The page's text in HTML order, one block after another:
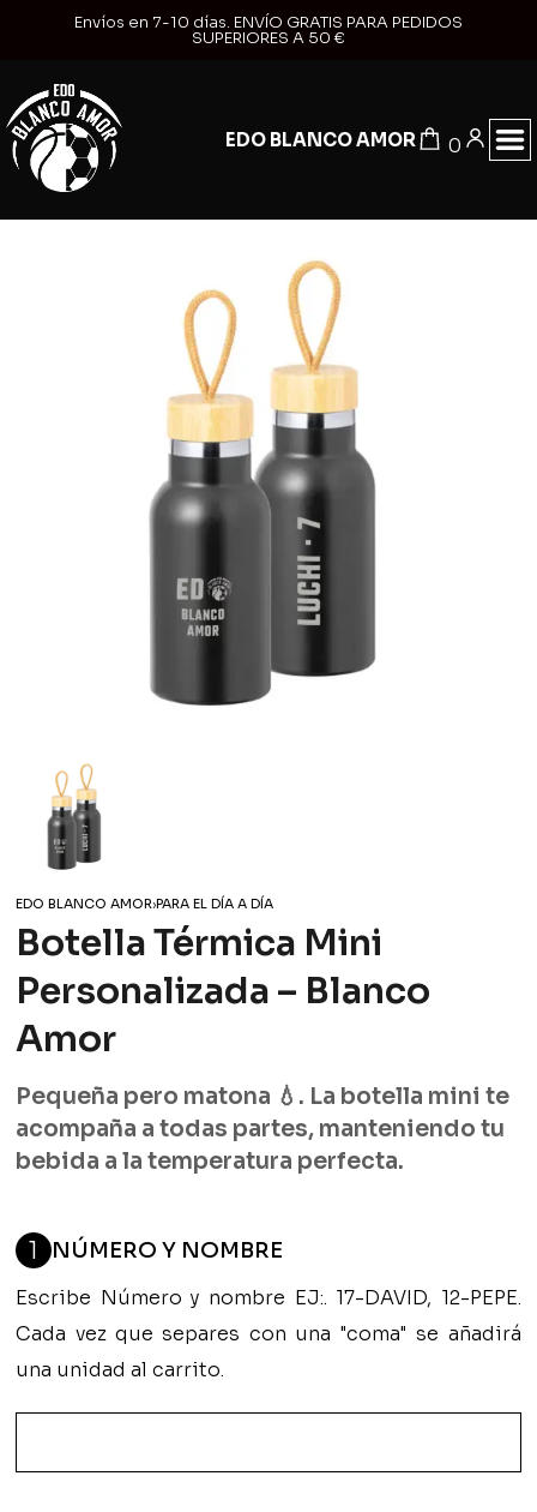
Envíos en 7-10 días. ENVÍO GRATIS PARA PEDIDOS
SUPERIORES A 50 €
EDO BLANCO AMOR 0
EDO BLANCO AMOR›PARA EL DÍA A DÍA
Botella Térmica Mini
Personalizada – Blanco
Amor
Pequeña pero matona 💧. La botella mini te
acompaña a todas partes, manteniendo tu
bebida a la temperatura perfecta.
1 NÚMERO Y NOMBRE
Escribe Número y nombre EJ:. 17-DAVID, 12-PEPE.
Cada vez que separes con una "coma" se añadirá
una unidad al carrito.